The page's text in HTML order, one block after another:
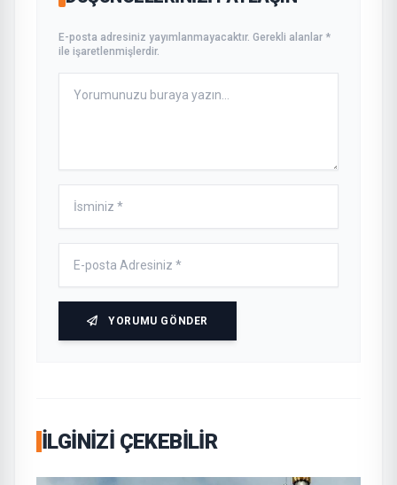
E-posta adresiniz yayımlanmayacaktır. Gerekli alanlar *
ile işaretlenmişlerdir.
YORUMU GÖNDER
İLGINIZI ÇEKEBILIR